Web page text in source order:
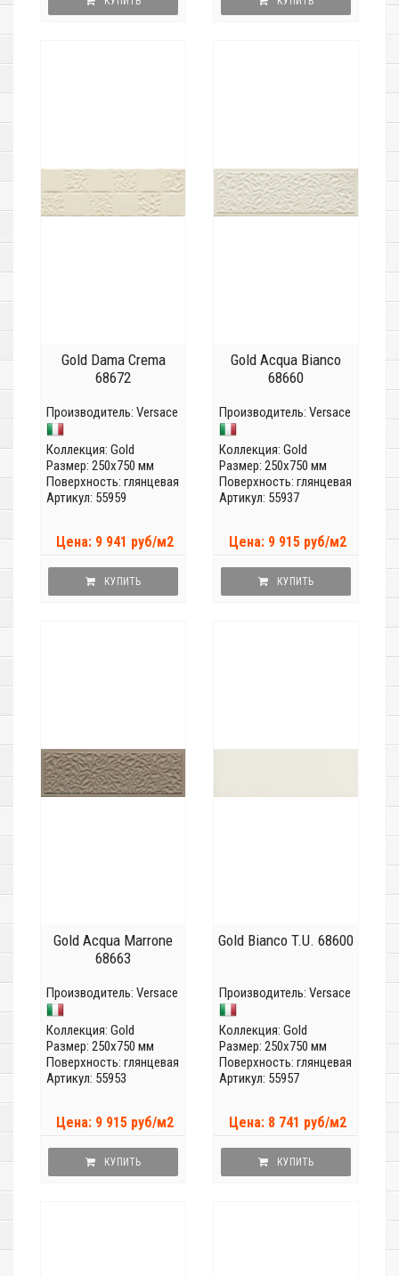
Gold Dama Crema
68672
Производитель: Versace
Коллекция: Gold
Размер: 250x750 мм
Поверхность: глянцевая
Артикул: 55959
Цена: 9 941 руб/м2
КУПИТЬ
Gold Acqua Bianco
68660
Производитель: Versace
Коллекция: Gold
Размер: 250x750 мм
Поверхность: глянцевая
Артикул: 55937
Цена: 9 915 руб/м2
КУПИТЬ
Gold Acqua Marrone
68663
Производитель: Versace
Коллекция: Gold
Размер: 250x750 мм
Поверхность: глянцевая
Артикул: 55953
Цена: 9 915 руб/м2
КУПИТЬ
Gold Bianco T.U. 68600
Производитель: Versace
Коллекция: Gold
Размер: 250x750 мм
Поверхность: глянцевая
Артикул: 55957
Цена: 8 741 руб/м2
КУПИТЬ